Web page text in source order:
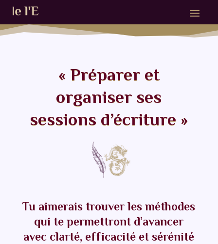
« Préparer et
organiser ses
sessions d’écriture »
Tu aimerais trouver les méthodes
qui te permettront d’avancer
avec clarté, efficacité et sérénité